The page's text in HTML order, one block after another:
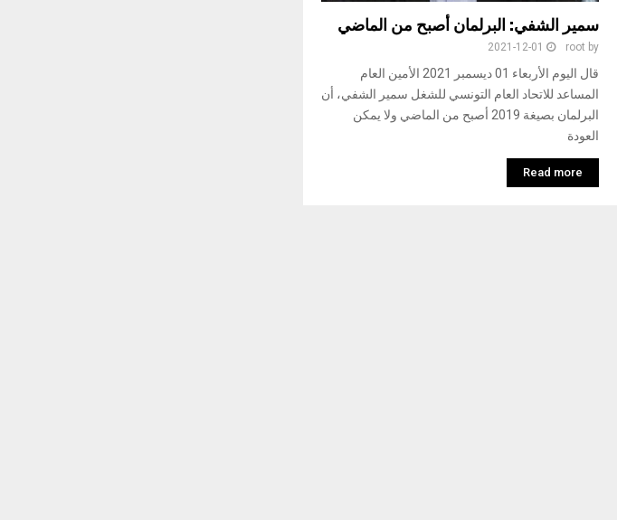
سمير الشفي: البرلمان أصبح من الماضي
by
root
2021-12-01
قال اليوم الأربعاء 01 ديسمبر 2021 الأمين العام
المساعد للاتحاد العام التونسي للشغل سمير الشفي، أن
البرلمان بصيغة 2019 أصبح من الماضي ولا يمكن
العودة
Read more